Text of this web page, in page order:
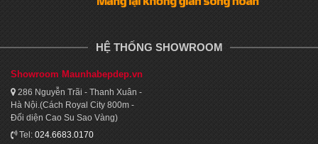
HỆ THỐNG SHOWROOM
Showroom Maunhabepdep.vn
286 Nguyễn Trãi - Thanh Xuân -
Hà Nội.(Cách Royal City 800m -
Đối diện Cao Su Sao Vàng)
Tel: 024.6683.0170